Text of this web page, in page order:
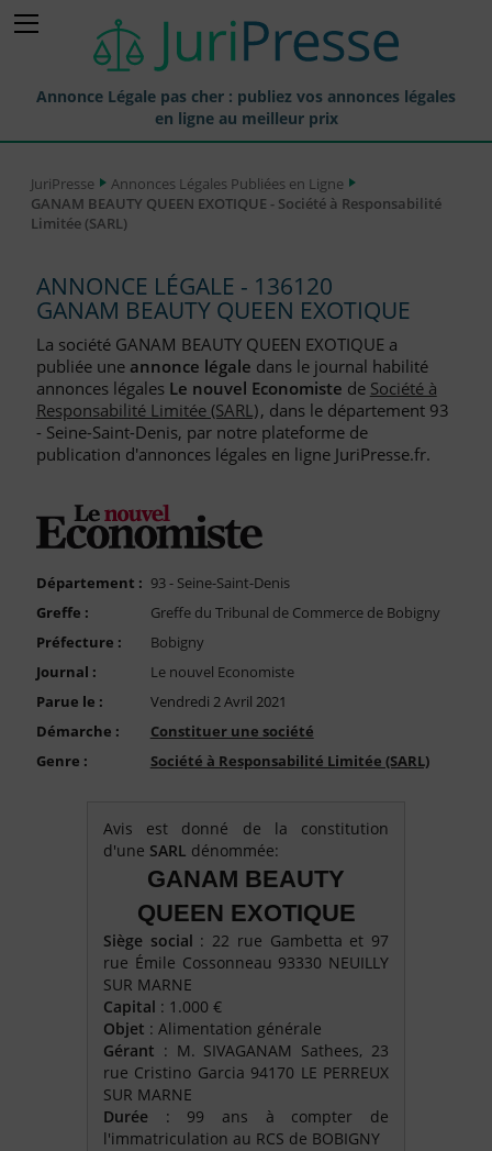
Annonce Légale pas cher : publiez vos annonces légales
en ligne au meilleur prix
Annonces Légales Publiées
Journaux Habilités (JAL) Annonces Légales
Liste des Greffes
Liste des CCI
Le Blog pour les Entreprises
Nous Contacter
Compte PRO
JuriPresse
Annonces Légales Publiées en Ligne
GANAM BEAUTY QUEEN EXOTIQUE - Société à Responsabilité
Limitée (SARL)
ANNONCE LÉGALE - 136120
GANAM BEAUTY QUEEN EXOTIQUE
La société GANAM BEAUTY QUEEN EXOTIQUE a
publiée une annonce légale dans le journal habilité
annonces légales Le nouvel Economiste de Société à
Responsabilité Limitée (SARL), dans le département 93
- Seine-Saint-Denis, par notre plateforme de
publication d'annonces légales en ligne JuriPresse.fr.
Département : 93 - Seine-Saint-Denis
Greffe :
Greffe du Tribunal de Commerce de Bobigny
Préfecture :
Bobigny
Journal :
Le nouvel Economiste
Parue le :
Vendredi 2 Avril 2021
Démarche :
Constituer une société
Genre :
Société à Responsabilité Limitée (SARL)
Avis est donné de la constitution
d'une SARL dénommée:
GANAM BEAUTY
QUEEN EXOTIQUE
Siège social : 22 rue Gambetta et 97
rue Émile Cossonneau 93330 NEUILLY
SUR MARNE
Capital : 1.000 €
Objet : Alimentation générale
Gérant : M. SIVAGANAM Sathees, 23
rue Cristino Garcia 94170 LE PERREUX
SUR MARNE
Durée : 99 ans à compter de
l'immatriculation au RCS de BOBIGNY